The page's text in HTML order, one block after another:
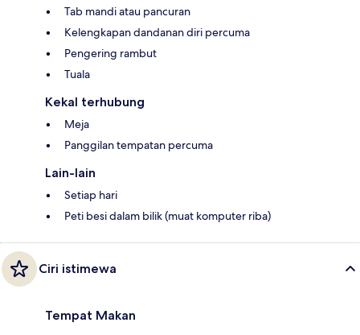
Tab mandi atau pancuran
Kelengkapan dandanan diri percuma
Pengering rambut
Tuala
Kekal terhubung
Meja
Panggilan tempatan percuma
Lain-lain
Setiap hari
Peti besi dalam bilik (muat komputer riba)
Ciri istimewa
Tempat Makan